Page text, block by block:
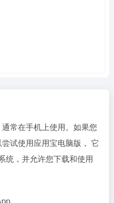
常在手机上使用。如果您
试使用应用宝电脑版， 它
统，并允许您下载和使用